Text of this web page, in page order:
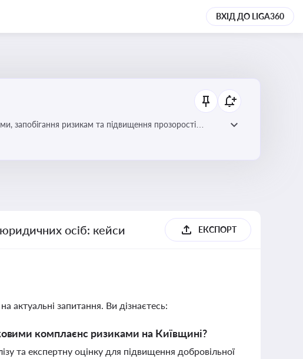
ВХІД ДО LIGA360
запобігання ризикам та підвищення прозорості
осіб: кейси ЕКСПОРТ
актуальні запитання. Ви дізнаєтесь:
комплаєнс ризиками на Київщині?
та експертну оцінку для підвищення добровільної